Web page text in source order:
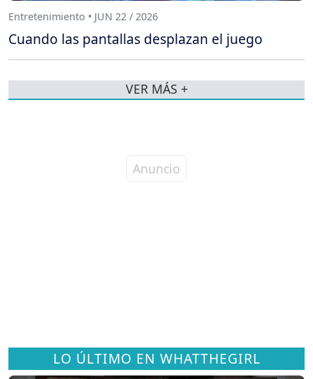
LO ÚLTIMO EN WHATTHEGIRL
Entretenimiento • JUN 22 / 2026
Cuando las pantallas desplazan el juego
VER MÁS +